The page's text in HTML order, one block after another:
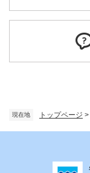
現在地 トップページ >